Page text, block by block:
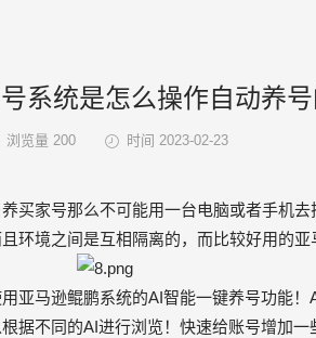
系统是怎么操作自动养号
浏览量 200 时间 2023-02-23
买家号那么不可能用一台电脑或者手机
环境之间是互相隔离的，而比较好用的亚
亚马逊鲲鹏系统的AI智能一键养号功能
据不同的AI进行浏览！快速给账号增加一